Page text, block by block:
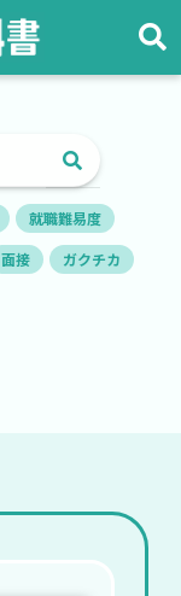
就職難易度
面接
ガクチカ